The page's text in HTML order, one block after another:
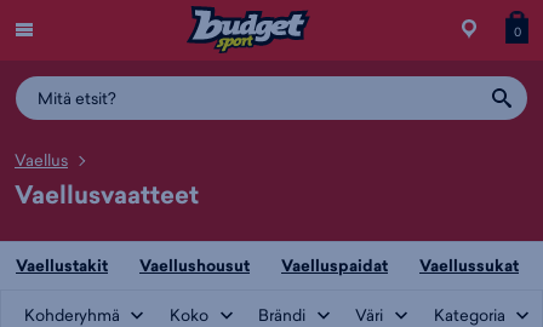
Siirry
0
Vaellus
Vaellusvaatteet
Vaellustakit Vaellushousut Vaelluspaidat Vaellussukat
Kohderyhmä Koko Brändi Väri Kategoria